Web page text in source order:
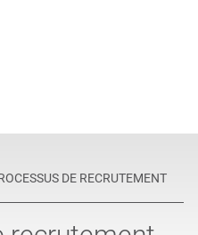
DE RECRUTEMENT